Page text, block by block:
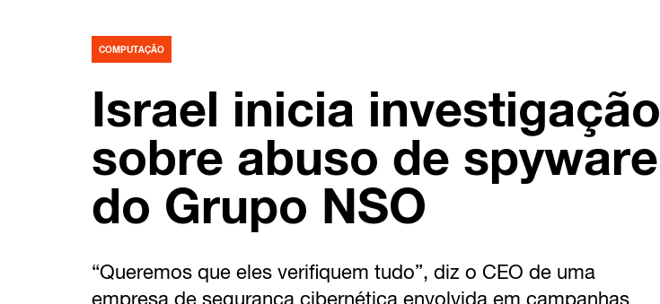
COMPUTAÇÃO
Israel inicia investigação
sobre abuso de spyware
do Grupo NSO
“Queremos que eles verifiquem tudo”, diz o CEO de uma
empresa de segurança cibernética envolvida em campanhas